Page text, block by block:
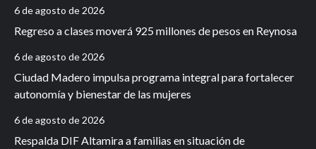
6 de agosto de 2026
Regreso a clases moverá 925 millones de pesos en Reynosa
6 de agosto de 2026
Ciudad Madero impulsa programa integral para fortalecer
autonomía y bienestar de las mujeres
6 de agosto de 2026
Respalda DIF Altamira a familias en situación de